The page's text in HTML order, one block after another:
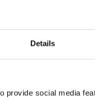
Details
provide social media